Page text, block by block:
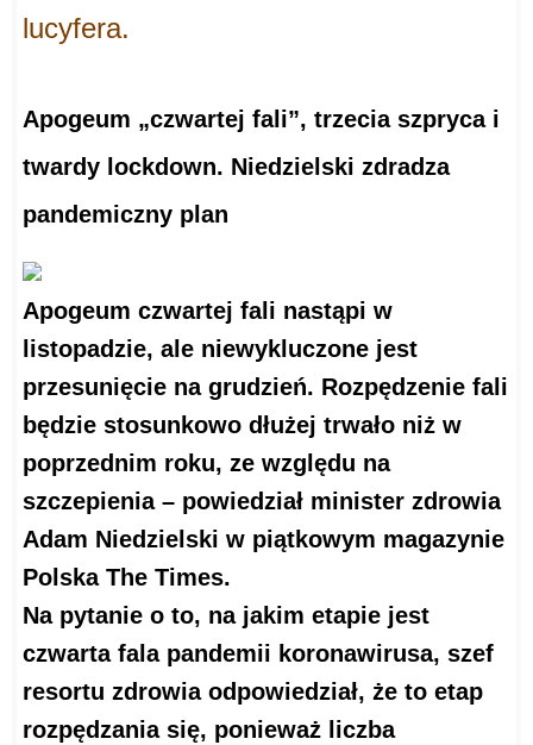
lucyfera.
Apogeum „czwartej fali”, trzecia szpryca i
twardy lockdown. Niedzielski zdradza
pandemiczny plan
Apogeum czwartej fali nastąpi w
listopadzie, ale niewykluczone jest
przesunięcie na grudzień. Rozpędzenie fali
będzie stosunkowo dłużej trwało niż w
poprzednim roku, ze względu na
szczepienia – powiedział minister zdrowia
Adam Niedzielski w piątkowym magazynie
Polska The Times.
Na pytanie o to, na jakim etapie jest
czwarta fala pandemii koronawirusa, szef
resortu zdrowia odpowiedział, że to etap
rozpędzania się, ponieważ liczba